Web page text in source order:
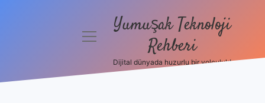
menüyüYumuşak Teknoloji
Rehberi
Dijital dünyada huzurlu bir yolculuk!